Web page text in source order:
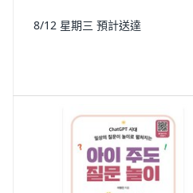
8/12 星期三 預計送達